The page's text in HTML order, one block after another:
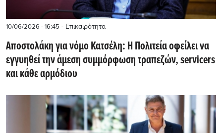
10/06/2026 - 16:45 - Επικαιρότητα
Αποστολάκη για νόμο Κατσέλη: Η Πολιτεία οφείλει να
εγγυηθεί την άμεση συμμόρφωση τραπεζών, servicers
και κάθε αρμόδιου